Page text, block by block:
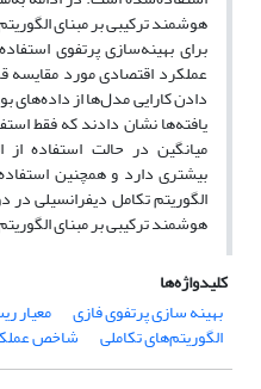
هوشمند ترکیبی بر مبنای
برای بهینه‌سازی پرتفوی
عملکرد اقتصادی مورد
دادن کارایی مدل‌ها از داده‌های
یافته‌ها نشان دادند که فقط
میانگین در حالت استفاده از
بیشتری دارد و همچنین
الگوریتم تکامل دیفرانسیلی
هوشمند ترکیبی بر مبنای
کلیدواژه‌ها
بهینه سازی پرتفوی فازی
معیار
الگوریتم‌های تکاملی شاخص